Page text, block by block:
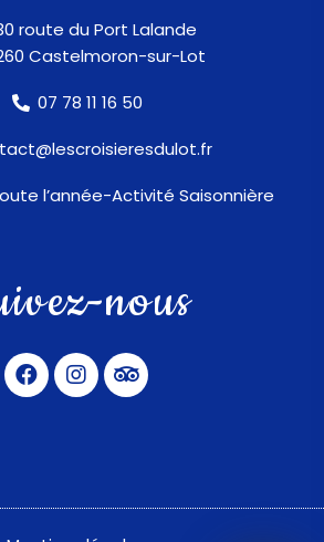
route du Port Lalande
Castelmoron-sur-Lot
07 78 11 16 50
l’année-Activité Saisonnière
nous